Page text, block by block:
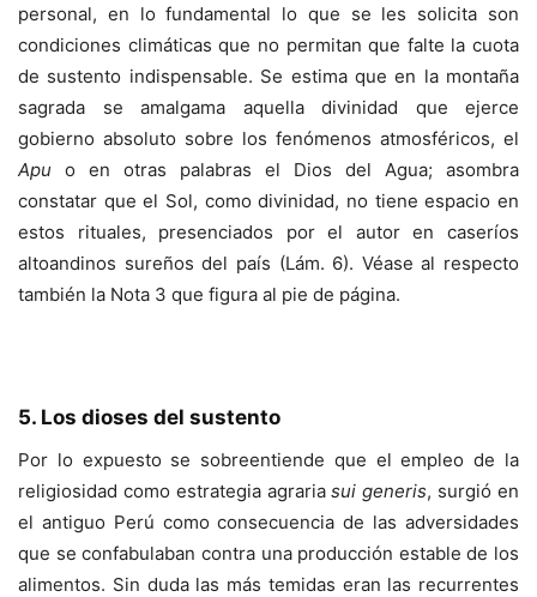
personal, en lo fundamental lo que se les solicita son
condiciones climáticas que no permitan que falte la cuota
de sustento indispensable. Se estima que en la montaña
sagrada se amalgama aquella divinidad que ejerce
gobierno absoluto sobre los fenómenos atmosféricos, el
Apu o en otras palabras el Dios del Agua; asombra
constatar que el Sol, como divinidad, no tiene espacio en
estos rituales, presenciados por el autor en caseríos
altoandinos sureños del país (Lám. 6). Véase al respecto
también la Nota 3 que figura al pie de página.
5. Los dioses del sustento
Por lo expuesto se sobreentiende que el empleo de la
religiosidad como estrategia agrariasui generis, surgió en
el antiguo Perú como consecuencia de las adversidades
que se confabulaban contra una producción estable de los
alimentos. Sin duda las más temidas eran las recurrentes